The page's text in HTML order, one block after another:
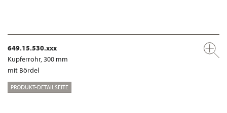
649.15.530.xxx
Kupferrohr, 300 mm
mit Bördel
PRODUKT-DETAILSEITE